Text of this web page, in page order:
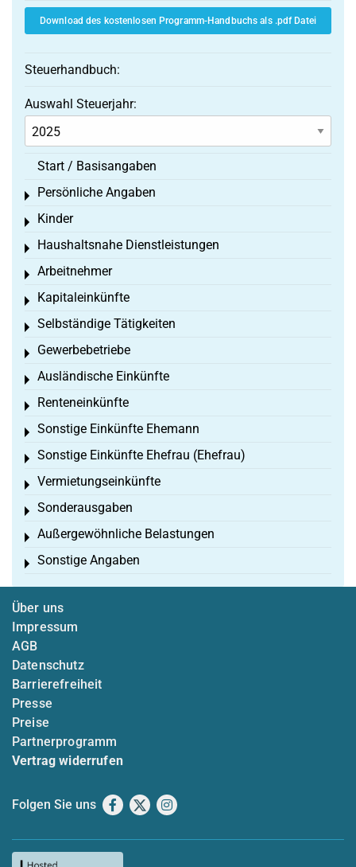
Download des kostenlosen Programm-Handbuchs als .pdf Datei
Steuerhandbuch:
Auswahl Steuerjahr:
Start / Basisangaben
Persönliche Angaben
Toggle menu
Kinder
Toggle menu
Haushaltsnahe Dienstleistungen
Toggle menu
Arbeitnehmer
Toggle menu
Kapitaleinkünfte
Toggle menu
Selbständige Tätigkeiten
Toggle menu
Gewerbebetriebe
Toggle menu
Ausländische Einkünfte
Toggle menu
Renteneinkünfte
Toggle menu
Sonstige Einkünfte Ehemann
Toggle menu
Sonstige Einkünfte Ehefrau (Ehefrau)
Toggle menu
Vermietungseinkünfte
Toggle menu
Sonderausgaben
Toggle menu
Außergewöhnliche Belastungen
Toggle menu
Sonstige Angaben
Toggle menu
Über uns
Impressum
AGB
Datenschutz
Barrierefreiheit
Presse
Preise
Partnerprogramm
Vertrag widerrufen
Folgen Sie uns Facebook
X Instagram